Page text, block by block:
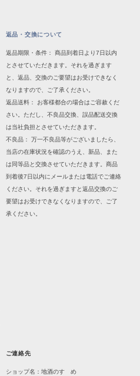
返品・交換について
返品期限・条件： 商品到着日より7日以内
とさせていただきます。それを過ぎます
と、返品、交換のご要望はお受けできなく
なりますので、ご了承ください。
返品送料： お客様都合の場合はご容赦くだ
さい。ただし、不良品交換、誤品配送交換
は当社負担とさせていただきます。
不良品： 万一不良品等がございましたら、
当店の在庫状況を確認のうえ、新品、また
は同等品と交換させていただきます。商品
到着後7日以内にメールまたは電話でご連絡
ください。それを過ぎますと返品交換のご
要望はお受けできなくなりますので、ご了
承ください。
ご連絡先
ショップ名：地酒のすゝめ